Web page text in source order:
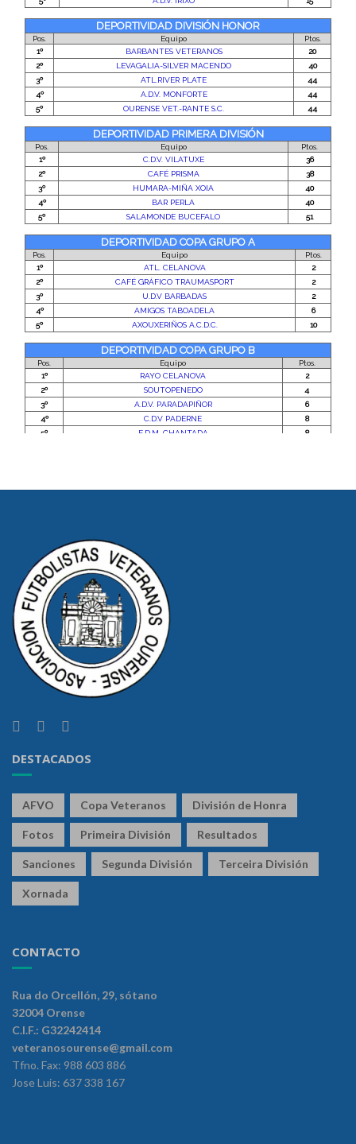
DESTACADOS
AFVO Copa Veteranos División de Honra
Fotos Primeira División Resultados
Sanciones Segunda División Terceira División
Xornada
CONTACTO
Rua do Orcellón, 29, sótano
32004 Orense
C.I.F.: G32242414
veteranosourense@gmail.com
Tfno. Fax: 988 603 886
Jose Luis: 637 338 167